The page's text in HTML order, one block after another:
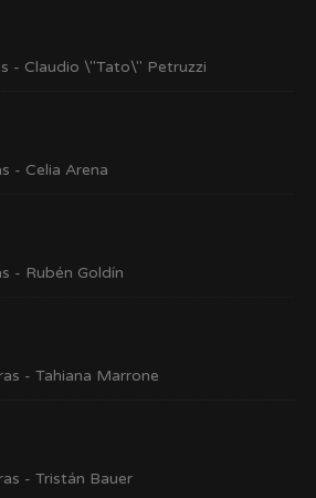
- Claudio \"Tato\" Petruzzi
- Celia Arena
- Rubén Goldín
- Tahiana Marrone
- Tristán Bauer